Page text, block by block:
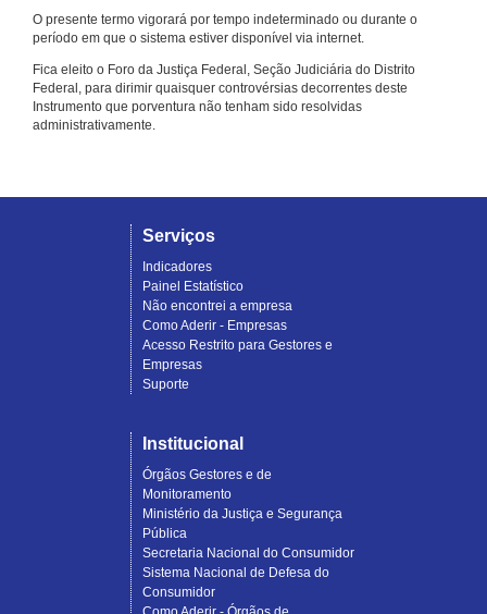
O presente termo vigorará por tempo indeterminado ou durante o
período em que o sistema estiver disponível via internet.
Fica eleito o Foro da Justiça Federal, Seção Judiciária do Distrito
Federal, para dirimir quaisquer controvérsias decorrentes deste
Instrumento que porventura não tenham sido resolvidas
administrativamente.
Serviços
Indicadores
Painel Estatístico
Não encontrei a empresa
Como Aderir - Empresas
Acesso Restrito para Gestores e
Empresas
Suporte
Institucional
Órgãos Gestores e de
Monitoramento
Ministério da Justiça e Segurança
Pública
Secretaria Nacional do Consumidor
Sistema Nacional de Defesa do
Consumidor